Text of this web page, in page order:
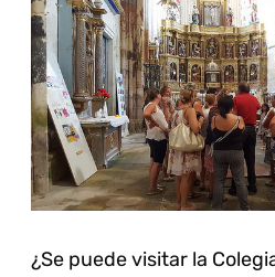
¿Se puede visitar la